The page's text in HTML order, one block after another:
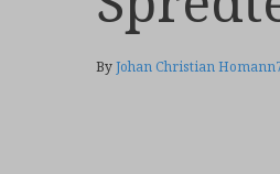
ByJohan Christian Homann